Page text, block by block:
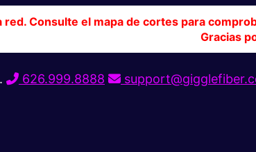
red. Consulte el mapa de cortes para
Gracias
626.999.8888